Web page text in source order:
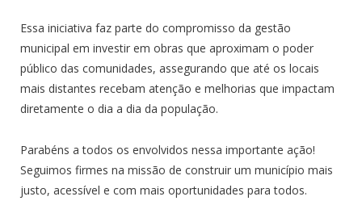
Essa iniciativa faz parte do compromisso da gestão
municipal em investir em obras que aproximam o poder
público das comunidades, assegurando que até os locais
mais distantes recebam atenção e melhorias que impactam
diretamente o dia a dia da população.
Parabéns a todos os envolvidos nessa importante ação!
Seguimos firmes na missão de construir um município mais
justo, acessível e com mais oportunidades para todos.